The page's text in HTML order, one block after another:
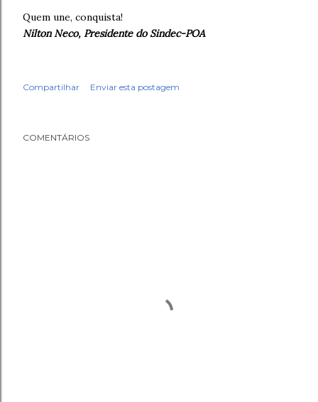
Quem une, conquista!
Nilton Neco, Presidente do Sindec-POA
Compartilhar Enviar esta postagem
COMENTÁRIOS